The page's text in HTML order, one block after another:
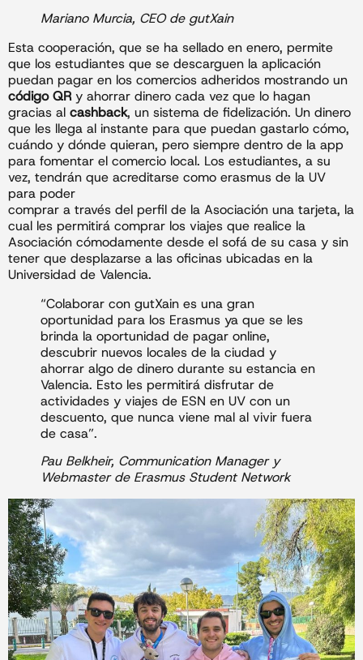
Mariano Murcia, CEO de gutXain
Esta cooperación, que se ha sellado en enero, permite
que los estudiantes que se descarguen la aplicación
puedan pagar en los comercios adheridos mostrando un
código QRy ahorrar dinero cada vez que lo hagan
gracias al cashback, un sistema de fidelización. Un dinero
que les llega al instante para que puedan gastarlo cómo,
cuándo y dónde quieran, pero siempre dentro de la app
para fomentar el comercio local. Los estudiantes, a su
vez, tendrán que acreditarse como erasmus de la UV
para poder
comprar a través del perfil de la Asociación una tarjeta, la
cual les permitirá comprar los viajes que realice la
Asociación cómodamente desde el sofá de su casa y sin
tener que desplazarse a las oficinas ubicadas en la
Universidad de Valencia.
“Colaborar con gutXain es una gran
oportunidad para los Erasmus ya que se les
brinda la oportunidad de pagar online,
descubrir nuevos locales de la ciudad y
ahorrar algo de dinero durante su estancia en
Valencia. Esto les permitirá disfrutar de
actividades y viajes de ESN en UV con un
descuento, que nunca viene mal al vivir fuera
de casa”.
Pau Belkheir, Communication Manager y
Webmaster de Erasmus Student Network